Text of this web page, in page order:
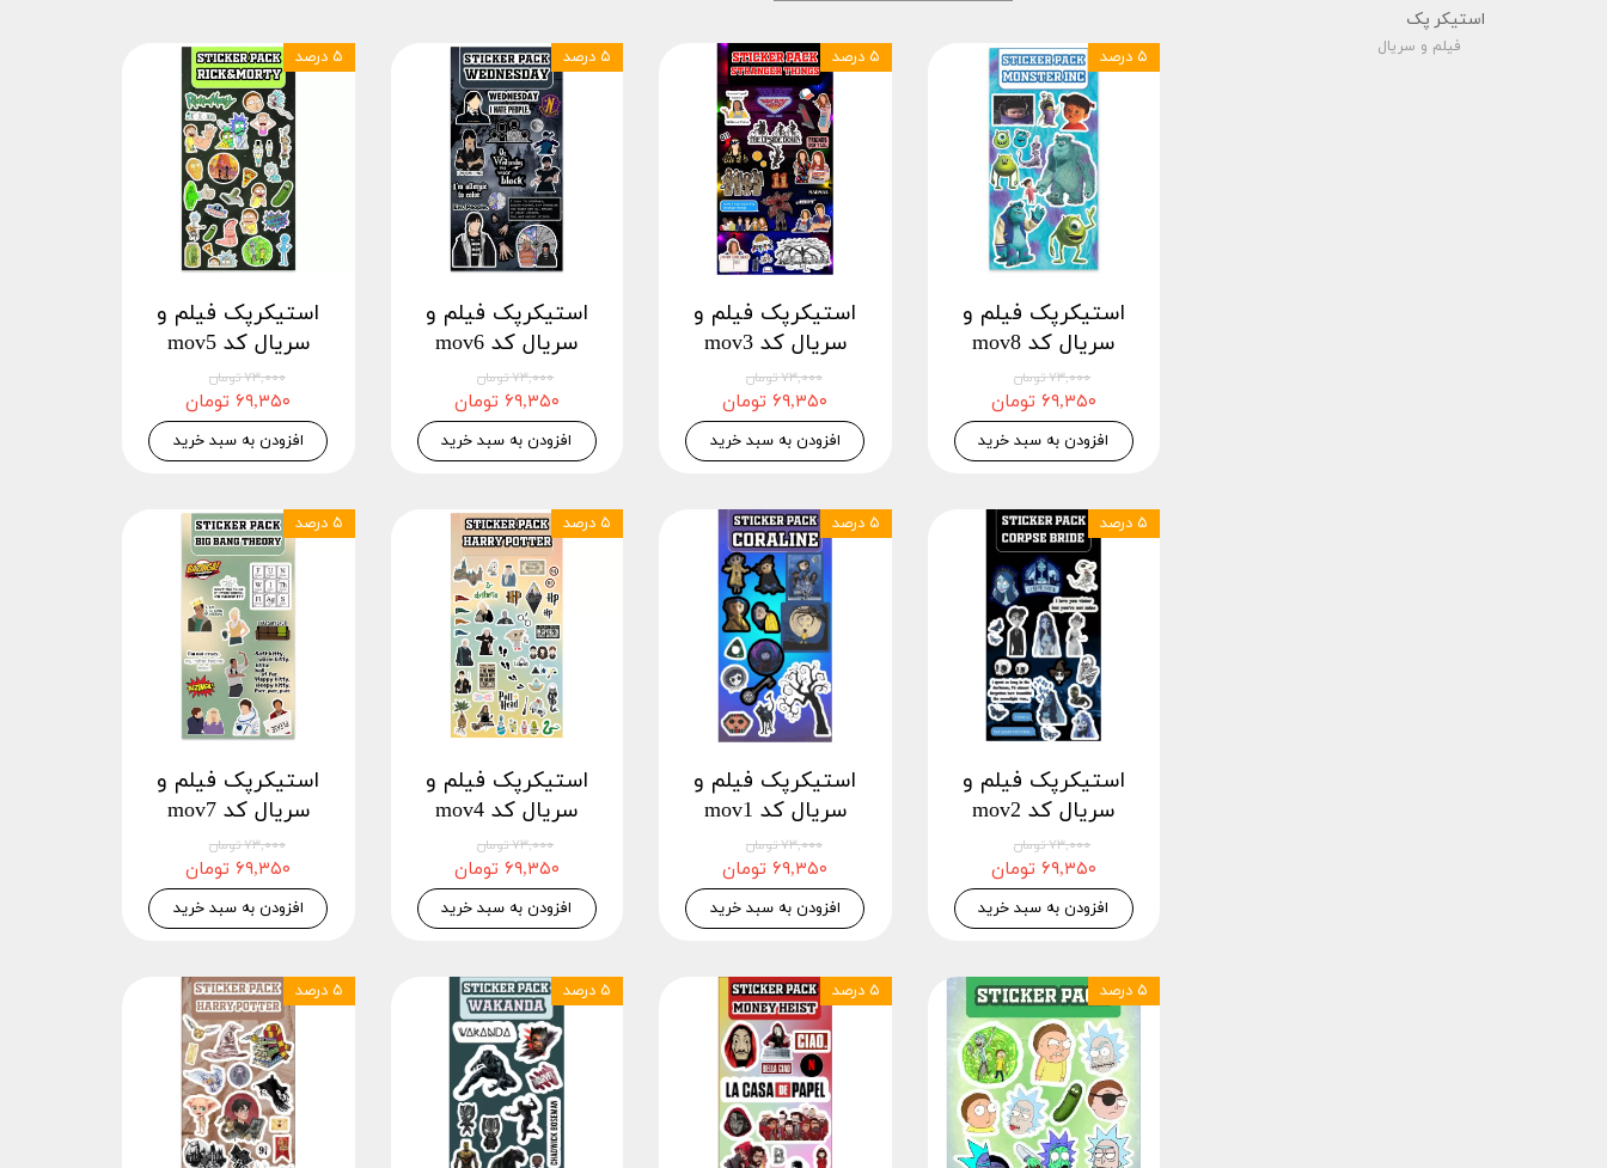
استيكر پک
فیلم و سریال
استیکرپک فیلم و
سریال کد mov8
۷۳,۰۰۰ تومان
۶۹,۳۵۰ تومان
افزودن به سبد خرید
۵ درصد
استیکرپک فیلم و
سریال کد mov3
۷۳,۰۰۰ تومان
۶۹,۳۵۰ تومان
افزودن به سبد خرید
۵ درصد
استیکرپک فیلم و
سریال کد mov6
۷۳,۰۰۰ تومان
۶۹,۳۵۰ تومان
افزودن به سبد خرید
۵ درصد
استیکرپک فیلم و
سریال کد mov5
۷۳,۰۰۰ تومان
۶۹,۳۵۰ تومان
افزودن به سبد خرید
۵ درصد
استیکرپک فیلم و
سریال کد mov2
۷۳,۰۰۰ تومان
۶۹,۳۵۰ تومان
افزودن به سبد خرید
۵ درصد
استیکرپک فیلم و
سریال کد mov1
۷۳,۰۰۰ تومان
۶۹,۳۵۰ تومان
افزودن به سبد خرید
۵ درصد
استیکرپک فیلم و
سریال کد mov4
۷۳,۰۰۰ تومان
۶۹,۳۵۰ تومان
افزودن به سبد خرید
۵ درصد
استیکرپک فیلم و
سریال کد mov7
۷۳,۰۰۰ تومان
۶۹,۳۵۰ تومان
افزودن به سبد خرید
۵ درصد
۵ درصد ۵ درصد ۵ درصد ۵ درصد